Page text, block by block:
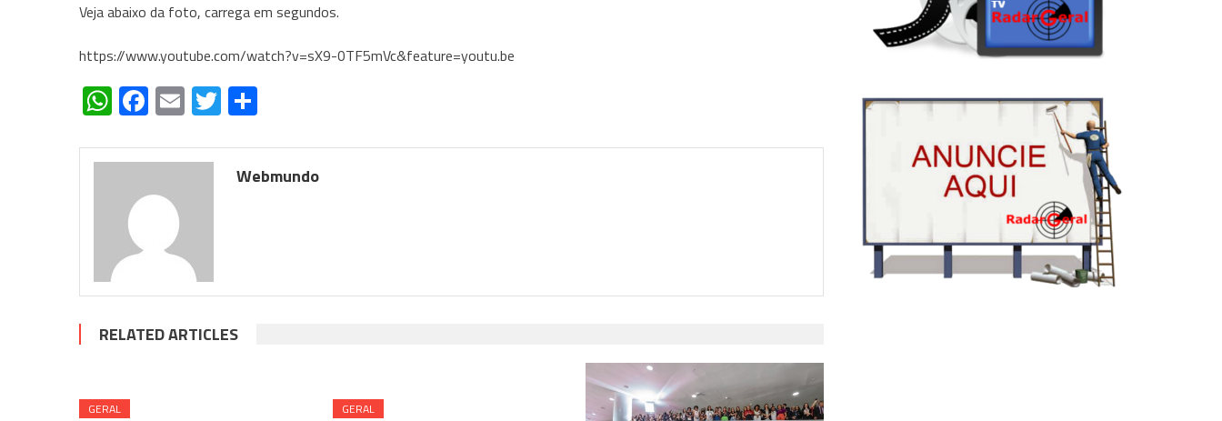
Veja abaixo da foto, carrega em segundos.
https://www.youtube.com/watch?v=sX9-0TF5mVc&feature=youtu.be
WhatsApp
Facebook
EmailTwitter
Webmundo
RELATED ARTICLES
GERAL GERAL